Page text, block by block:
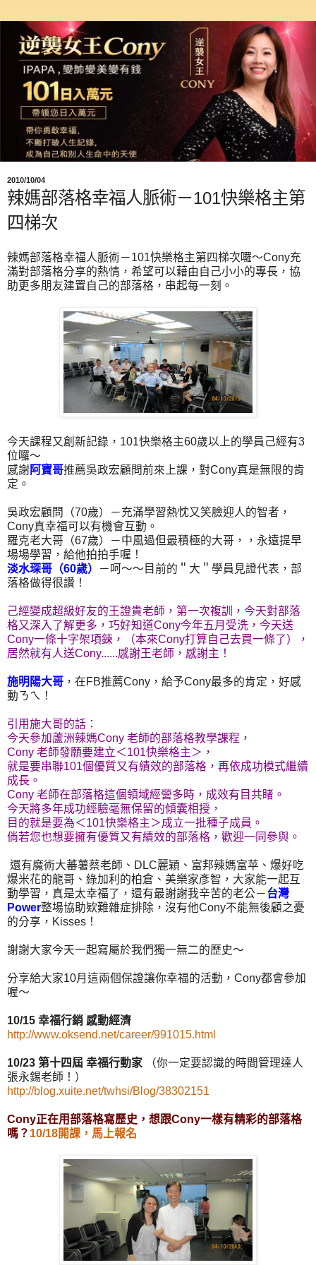
2010/10/04
辣媽部落格幸福人脈術－101快樂格主第
四梯次
辣媽部落格幸福人脈術－101快樂格主第四梯次囉～Cony充
滿對部落格分享的熱情，希望可以藉由自己小小的專長，協
助更多朋友建置自己的部落格，串起每一刻。
今天課程又創新記錄，101快樂格主60歲以上的學員己經有3
位囉～
感謝阿寶哥推薦吳政宏顧問前來上課，對Cony真是無限的肯
定。
吳政宏顧問（70歲）－充滿學習熱忱又笑臉迎人的智者，
Cony真幸福可以有機會互動。
羅克老大哥（67歲）－中風過但最積極的大哥，，永遠提早
場場學習，給他拍拍手喔！
淡水琛哥（60歲）
－呵～～目前的＂大＂學員見證代表，部
落格做得很讚！
己經變成超級好友的王證貴老師，第一次複訓，今天對部落
格又深入了解更多，巧好知道Cony今年五月受洗，今天送
Cony一條十字架項鍊，（本來Cony打算自己去買一條了），
居然就有人送Cony......感謝王老師，感謝主！
施明陽大哥 ，在FB推薦Cony，給予Cony最多的肯定，好感
動ㄋㄟ！
引用施大哥的話：
今天參加蘆洲辣媽Cony 老師的部落格教學課程，
Cony 老師發願要建立＜101快樂格主＞，
就是要串聯101個優質又有績效的部落格，再依成功模式繼續
成長。
Cony 老師在部落格這個領域經營多時，成效有目共睹。
今天將多年成功經驗毫無保留的傾囊相授，
目的就是要為＜101快樂格主＞成立一批種子成員。
倘若您也想要擁有優質又有績效的部落格，歡迎一同參與。
還有魔術大蕃薯蔡老師、DLC麗穎、富邦辣媽富苹、爆好吃
爆米花的龍哥、綠加利的柏倉、美樂家彥智，大家能一起互
動學習，真是太幸福了，還有最謝謝我辛苦的老公－台灣
Power整場協助欵難雜症排除，沒有他Cony不能無後顧之憂
的分享，Kisses！
謝謝大家今天一起寫屬於我們獨一無二的歷史～
分享給大家10月這兩個保證讓你幸福的活動，Cony都會參加
喔～
10/15 幸福行銷 感動經濟
http://www.oksend.net/career/991015.html
10/23 第十四屆 幸福行動家 （你一定要認識的時間管理達人
張永錫老師！）
http://blog.xuite.net/twhsi/Blog/38302151
Cony正在用部落格寫歷史，想跟Cony一樣有精彩的部落格
嗎？ 10/18開課，馬上報名